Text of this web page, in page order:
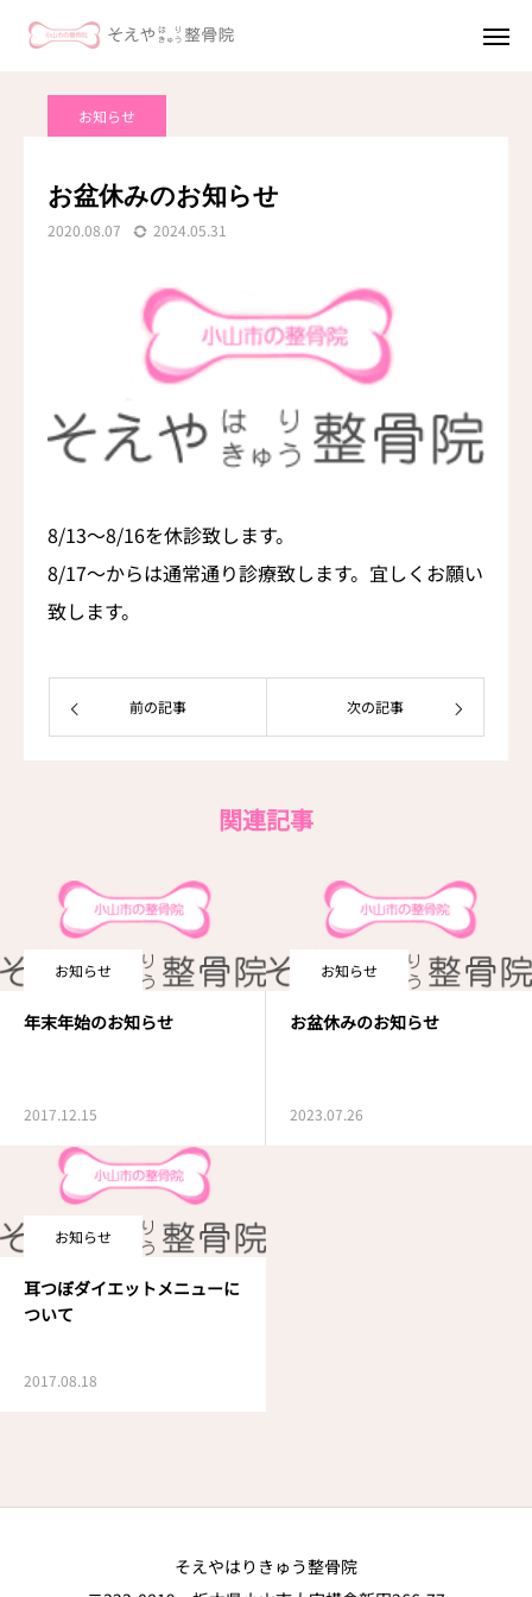
お知らせ
お盆休みのお知らせ
2020.08.07 2024.05.31
8/13〜8/16を休診致します。
8/17〜からは通常通り診療致します。宜しくお願い
致します。
前の記事 次の記事
関連記事
お知らせ
年末年始のお知らせ
2017.12.15
お知らせ
お盆休みのお知らせ
2023.07.26
お知らせ
耳つぼダイエットメニューに
ついて
2017.08.18
そえやはりきゅう整骨院
MAP
ホーム
酸素カプセル
アクセス